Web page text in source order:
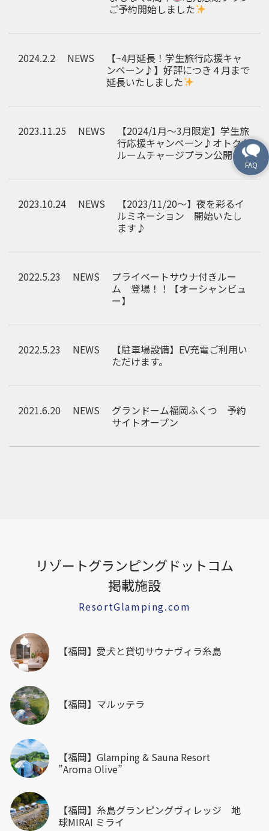
ご予約開始しました
2024.2.2 NEWS
【~4月延長！学生旅行応援キャ
ンペーン♪】好評につき４月まで
延長いたしました
2023.11.25 NEWS
【2024/1月～3月限定】学生旅
行応援キャンペーン♪オトクな
ルームチャージプラン公開中
2023.10.24 NEWS
【2023/11/20～】夜を彩るイ
ルミネーション 開始いたし
ます♪
2022.5.23 NEWS
プライベートサウナ付きルー
ム 登場！！【オーシャンビュ
ー】
2022.5.23 NEWS
【駐車場設備】EV充電ご利用い
ただけます。
2021.6.20 NEWS
グランドーム福岡ふくつ 予約
サイトオープン
リゾートグランピングドットコム
掲載施設
ResortGlamping.com
【福岡】愛犬と貸切サウナヴィラ糸島
【福岡】マルッテラ
【福岡】Glamping & Sauna Resort
”Aroma Olive”
【福岡】糸島グランピングヴィレッジ 地
球MIRAI ミライ